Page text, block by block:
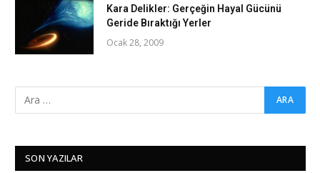
Kara Delikler: Gerçeğin Hayal Gücünü
Geride Bıraktığı Yerler
Ocak 28, 2009
SON YAZILAR